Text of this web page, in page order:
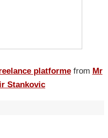
platforme from Mr
Stankovic